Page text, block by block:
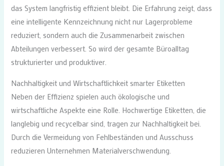
das System langfristig effizient bleibt. Die Erfahrung zeigt, dass
eine intelligente Kennzeichnung nicht nur Lagerprobleme
reduziert, sondern auch die Zusammenarbeit zwischen
Abteilungen verbessert. So wird der gesamte Büroalltag
strukturierter und produktiver.
Nachhaltigkeit und Wirtschaftlichkeit smarter Etiketten
Neben der Effizienz spielen auch ökologische und
wirtschaftliche Aspekte eine Rolle. Hochwertige Etiketten, die
langlebig und recycelbar sind, tragen zur Nachhaltigkeit bei.
Durch die Vermeidung von Fehlbeständen und Ausschuss
reduzieren Unternehmen Materialverschwendung.